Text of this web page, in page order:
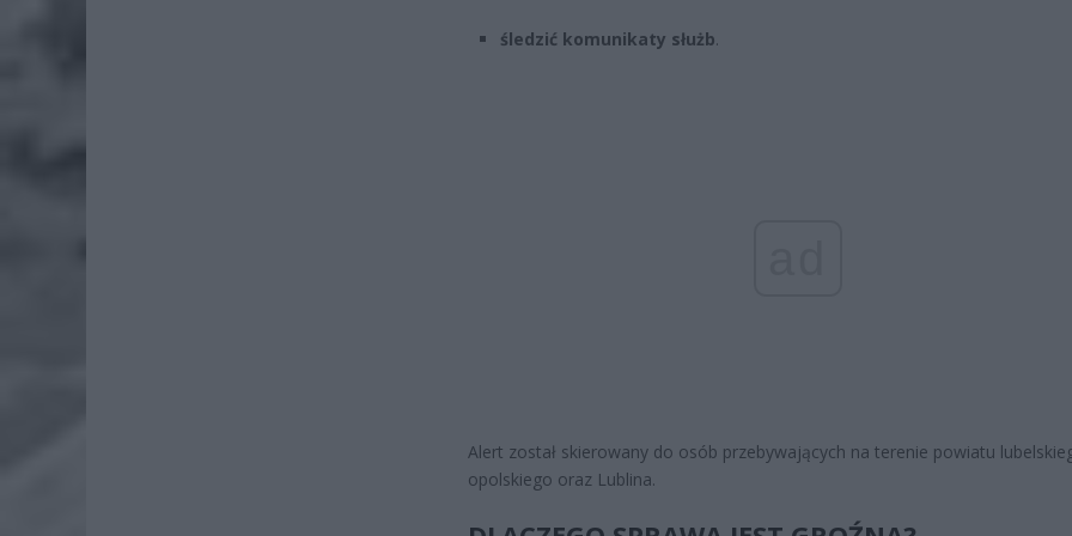
śledzić komunikaty służb.
Alert został skierowany do osób przebywających na terenie powiatu
opolskiego oraz Lublina.